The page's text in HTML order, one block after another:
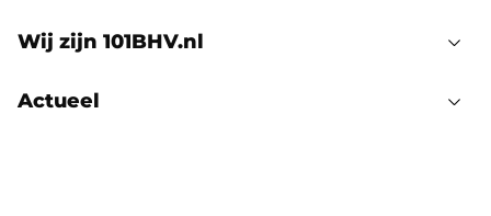
Wij zijn 101BHV.nl
Actueel